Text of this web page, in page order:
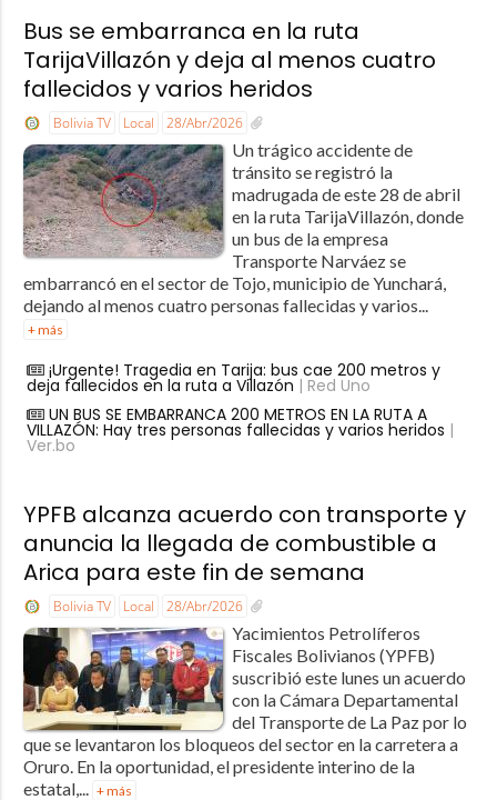
Bus se embarranca en la ruta
TarijaVillazón y deja al menos cuatro
fallecidos y varios heridos
Bolivia TV Local 28/Abr/2026
Un trágico accidente de
tránsito se registró la
madrugada de este 28 de abril
en la ruta TarijaVillazón, donde
un bus de la empresa
Transporte Narváez se
embarrancó en el sector de Tojo, municipio de Yunchará,
dejando al menos cuatro personas fallecidas y varios...
+ más
¡Urgente! Tragedia en Tarija: bus cae 200 metros y
deja fallecidos en la ruta a Villazón | Red Uno
UN BUS SE EMBARRANCA 200 METROS EN LA RUTA A
VILLAZÓN: Hay tres personas fallecidas y varios heridos |
Ver.bo
YPFB alcanza acuerdo con transporte y
anuncia la llegada de combustible a
Arica para este fin de semana
Bolivia TV Local 28/Abr/2026
Yacimientos Petrolíferos
Fiscales Bolivianos (YPFB)
suscribió este lunes un acuerdo
con la Cámara Departamental
del Transporte de La Paz por lo
que se levantaron los bloqueos del sector en la carretera a
Oruro. En la oportunidad, el presidente interino de la
estatal,...
+ más